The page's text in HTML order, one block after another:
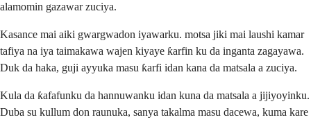
alamomin gazawar zuciya.
Kasance mai aiki gwargwadon iyawarku. motsa jiki mai laushi kamar
tafiya na iya taimakawa wajen kiyaye ƙarfin ku da inganta zagayawa.
Duk da haka, guji ayyuka masu ƙarfi idan kana da matsala a zuciya.
Kula da ƙafafunku da hannuwanku idan kuna da matsala a jijiyoyinku.
Duba su kullum don raunuka, sanya takalma masu dacewa, kuma kare